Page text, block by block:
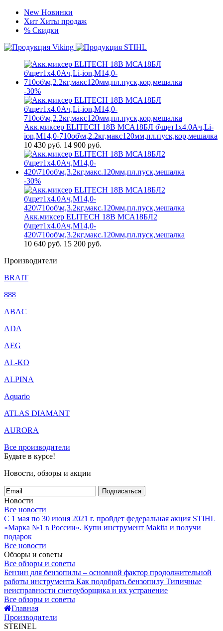
New Новинки
Хит Хиты продаж
% Скидки
-30%
Акк.миксер ELITECH 18В МСА18БЛ б\щет1х4.0Ач,Li-
ion,М14,0-710об\м,2.2кг,макс120мм,пл.пуск,кор,мешалка
10 430 руб. 14 900 руб.
-30%
Акк.миксер ELITECH 18В МСА18БЛ2
б\щет1х4.0Ач,М14,0-
420\710об\м,3.2кг,макс.120мм,пл.пуск,мешалка
10 640 руб. 15 200 руб.
Производители
BRAIT
888
ABAC
ADA
AEG
AL-KO
ALPINA
Aquario
ATLAS DIAMANT
AURORA
Все производители
Будьте в курсе!
Новости, обзоры и акции
Подписаться
Новости
Все новости
С 1 мая по 30 июня 2021 г. пройдет федеральная акция STIHL
«Марка №1 в России». Купи инструмент Makita и получи
подарок
Все новости
Обзоры и советы
Все обзоры и советы
Бензин для бензопилы – основной фактор продолжительной
работы инструмента Как подобрать бензопилу Типичные
неисправности снегоуборщика и их устранение
Все обзоры и советы
Главная
Производители
STEINEL